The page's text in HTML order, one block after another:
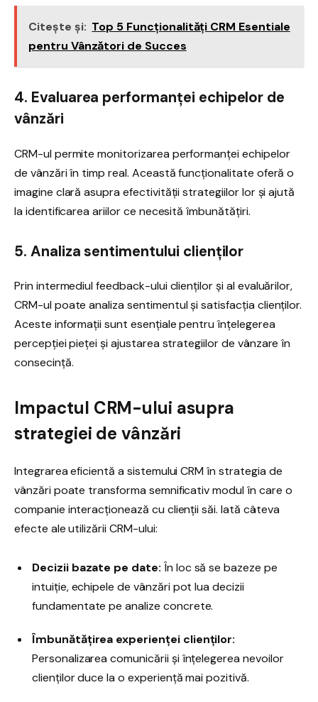
Citește și: Top 5 Funcționalități CRM Esentiale
pentru Vânzători de Succes
4. Evaluarea performanței echipelor de
vânzări
CRM-ul permite monitorizarea performanței echipelor
de vânzări în timp real. Această funcționalitate oferă o
imagine clară asupra efectivității strategiilor lor și ajută
la identificarea ariilor ce necesită îmbunătățiri.
5. Analiza sentimentului clienților
Prin intermediul feedback-ului clienților și al evaluărilor,
CRM-ul poate analiza sentimentul și satisfacția clienților.
Aceste informații sunt esențiale pentru înțelegerea
percepției pieței și ajustarea strategiilor de vânzare în
consecință.
Impactul CRM-ului asupra
strategiei de vânzări
Integrarea eficientă a sistemului CRM în strategia de
vânzări poate transforma semnificativ modul în care o
companie interacționează cu clienții săi. Iată câteva
efecte ale utilizării CRM-ului:
Decizii bazate pe date: În loc să se bazeze pe
intuiție, echipele de vânzări pot lua decizii
fundamentate pe analize concrete.
Îmbunătățirea experienței clienților:
Personalizarea comunicării și înțelegerea nevoilor
clienților duce la o experiență mai pozitivă.